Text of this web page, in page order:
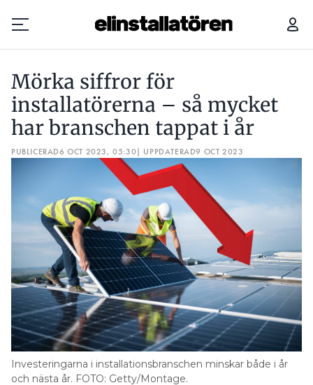
Prenumerera
Hantera prenumeration
Lediga jobb
Annonsera
Läs E-tidningen
Om tidningen
Kontakt
Personuppgifter
Search for:
Mörka siffror för
installatörerna – så mycket
har branschen tappat i år
PUBLICERAD6 OCT 2023, 05:30| UPPDATERAD9 OCT 2023
Investeringarna i installationsbranschen minskar både i år
och nästa år. FOTO: Getty/Montage.